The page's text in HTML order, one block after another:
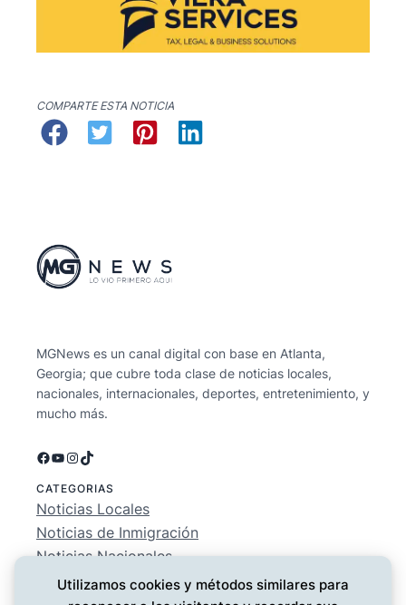
COMPARTE ESTA NOTICIA
MGNews es un canal digital con base en Atlanta,
Georgia; que cubre toda clase de noticias locales,
nacionales, internacionales, deportes, entretenimiento, y
mucho más.
Facebook
YouTube
Instagram
TikTok
CATEGORIAS
Noticias Locales
Noticias de Inmigración
Noticias Nacionales
Deportes
Utilizamos cookies y métodos similares para